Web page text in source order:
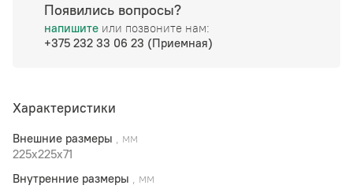
Появились вопросы?
напишите или позвоните нам:
+375 232 33 06 23 (Приемная)
Характеристики
Внешние размеры , мм
225x225x71
Внутренние размеры , мм